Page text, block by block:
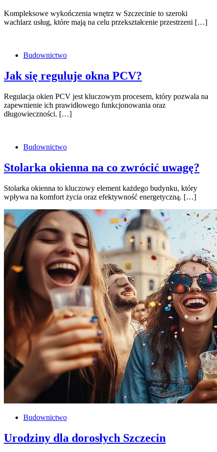
Kompleksowe wykończenia wnętrz w Szczecinie to szeroki
wachlarz usług, które mają na celu przekształcenie przestrzeni […]
Budownictwo
Jak się reguluje okna PCV?
Regulacja okien PCV jest kluczowym procesem, który pozwala na
zapewnienie ich prawidłowego funkcjonowania oraz
długowieczności. […]
Budownictwo
Stolarka okienna na co zwrócić uwagę?
Stolarka okienna to kluczowy element każdego budynku, który
wpływa na komfort życia oraz efektywność energetyczną. […]
Budownictwo
Urodziny dla dorosłych Szczecin